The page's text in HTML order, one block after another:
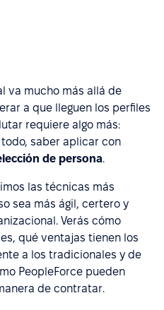
va mucho más allá de
a que lleguen los perfiles
requiere algo más:
saber aplicar con
de persona.
las técnicas más
sea más ágil, certero y
Verás cómo
qué ventajas tienen los
a los tradicionales y de
PeopleForce pueden
de contratar.